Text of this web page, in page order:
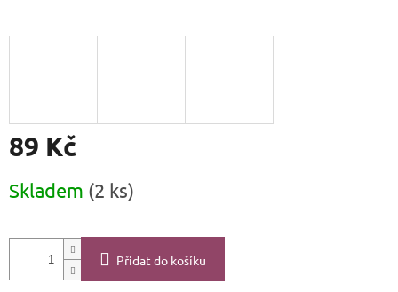
89 Kč
cena:
Skladem (2 ks)
Přidat do košíku